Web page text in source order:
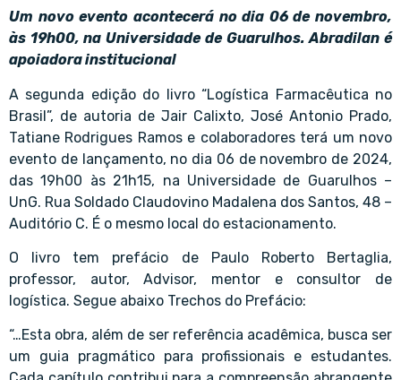
Um novo evento acontecerá no dia 06 de novembro,
às 19h00, na Universidade de Guarulhos. Abradilan é
apoiadora institucional
A segunda edição do livro “Logística Farmacêutica no
Brasil”, de autoria de Jair Calixto, José Antonio Prado,
Tatiane Rodrigues Ramos e colaboradores terá um novo
evento de lançamento, no dia 06 de novembro de 2024,
das 19h00 às 21h15, na Universidade de Guarulhos –
UnG. Rua Soldado Claudovino Madalena dos Santos, 48 –
Auditório C. É o mesmo local do estacionamento.
O livro tem prefácio de Paulo Roberto Bertaglia,
professor, autor, Advisor, mentor e consultor de
logística. Segue abaixo Trechos do Prefácio:
“…Esta obra, além de ser referência acadêmica, busca ser
um guia pragmático para profissionais e estudantes.